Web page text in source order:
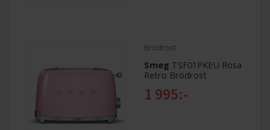
Brödrost
Smeg TSF01PKEU Rosa
Retro Brödrost
1 995:-